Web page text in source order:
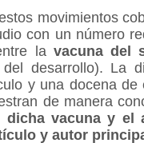
movimientos
con un número
la vacuna del
del desarrollo). La
y una docena de
de manera
dicha vacuna y el
y autor